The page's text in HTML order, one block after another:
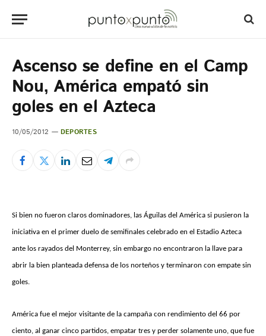
Ascenso se define en el Camp
Nou, América empató sin
goles en el Azteca
10/05/2012 DEPORTES
Si bien no fueron claros dominadores, las Águilas del América si pusieron la
iniciativa en el primer duelo de semifinales celebrado en el Estadio Azteca
ante los rayados del Monterrey, sin embargo no encontraron la llave para
abrir la bien planteada defensa de los norteños y terminaron con empate sin
goles.
América fue el mejor visitante de la campaña con rendimiento del 66 por
ciento, al ganar cinco partidos, empatar tres y perder solamente uno, que fue